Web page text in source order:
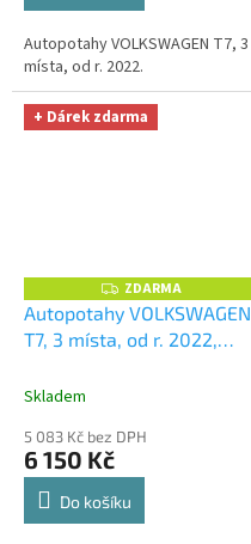
Autopotahy VOLKSWAGEN T7, 3
místa, od r. 2022.
+ Dárek zdarma
Z
D
A
ZDARMA
Autopotahy VOLKSWAGEN
T7, 3 místa, od r. 2022,
+ OPTIMÁL utěrka na auto
zdarma v hodnotě 329,-Kč
Skladem
5 083 Kč bez DPH
6 150 Kč
Do košíku